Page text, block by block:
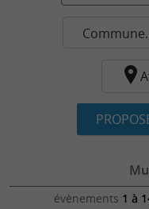
évènements 1 à